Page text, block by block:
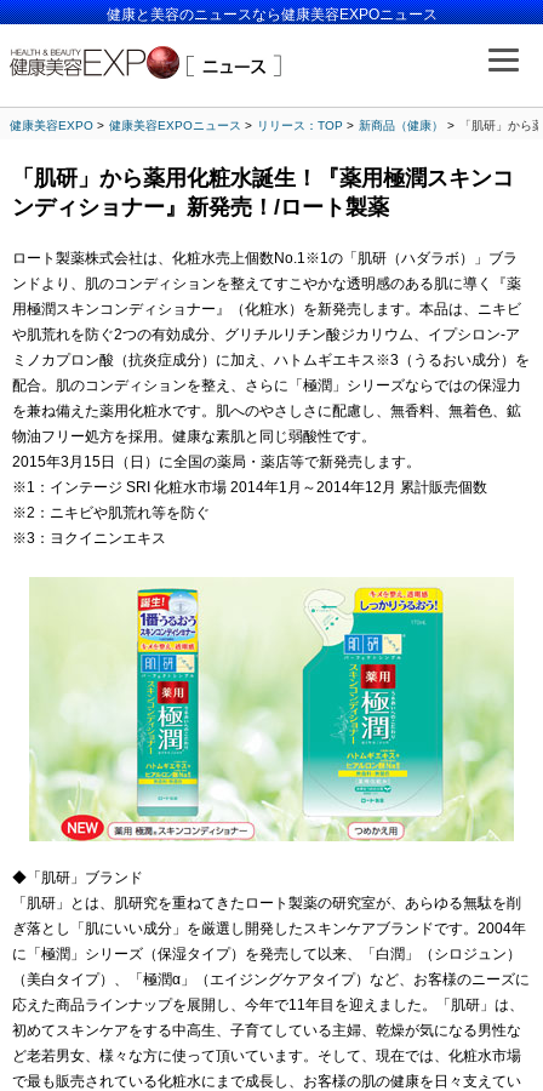
健康と美容のニュースなら健康美容EXPOニュース
健康美容EXPO 健康美容EXPOニュース リリース：TOP 新商品（健康） 「肌研」から
「肌研」から薬用化粧水誕生！『薬用極潤スキンコ
ンディショナー』新発売！/ロート製薬
ロート製薬株式会社は、化粧水売上個数No.1※1の「肌研（ハダラボ）」ブラ
ンドより、肌のコンディションを整えてすこやかな透明感のある肌に導く『薬
用極潤スキンコンディショナー』（化粧水）を新発売します。本品は、ニキビ
や肌荒れを防ぐ2つの有効成分、グリチルリチン酸ジカリウム、イプシロン-ア
ミノカプロン酸（抗炎症成分）に加え、ハトムギエキス※3（うるおい成分）を
配合。肌のコンディションを整え、さらに「極潤」シリーズならではの保湿力
を兼ね備えた薬用化粧水です。肌へのやさしさに配慮し、無香料、無着色、鉱
物油フリー処方を採用。健康な素肌と同じ弱酸性です。
2015年3月15日（日）に全国の薬局・薬店等で新発売します。
※1：インテージ SRI 化粧水市場 2014年1月～2014年12月 累計販売個数
※2：ニキビや肌荒れ等を防ぐ
※3：ヨクイニンエキス
◆「肌研」ブランド
「肌研」とは、肌研究を重ねてきたロート製薬の研究室が、あらゆる無駄を削
ぎ落とし「肌にいい成分」を厳選し開発したスキンケアブランドです。2004年
に「極潤」シリーズ（保湿タイプ）を発売して以来、「白潤」（シロジュン）
（美白タイプ）、「極潤α」（エイジングケアタイプ）など、お客様のニーズに
応えた商品ラインナップを展開し、今年で11年目を迎えました。「肌研」は、
初めてスキンケアをする中高生、子育てしている主婦、乾燥が気になる男性な
ど老若男女、様々な方に使って頂いています。そして、現在では、化粧水市場
で最も販売されている化粧水にまで成長し、お客様の肌の健康を日々支えてい